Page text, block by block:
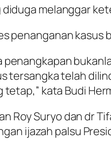
melanggar
penanganan
penangkapan
tersangka telah
kata Budi
Roy Suryo dan dr
ijazah palsu